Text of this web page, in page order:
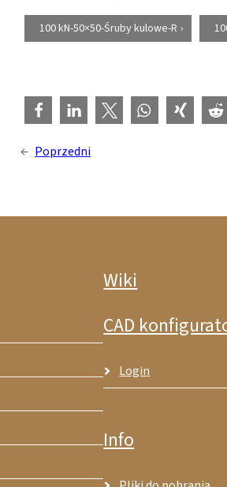
100 kN-50×50-Śruby kulowe-R
← Poprzedni
Wiki
CAD
Login
Info